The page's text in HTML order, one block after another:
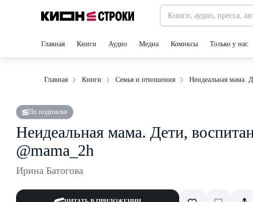
Главная Книги Аудио Медиа Комиксы Только у нас
Главная Книги Семья и отношения Неидеальная мама.
По подписке
Неидеальная мама. Дети,
@mama_2h
Ирина Батогова